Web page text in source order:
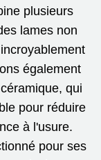
plusieurs
lames non
également
qui
pour réduire
à l'usure.
pour ses